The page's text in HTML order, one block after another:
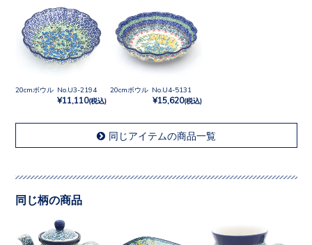
20cmボウル No.U3-2194
¥11,110(税込)
20cmボウル No.U4-5131
¥15,620(税込)
同じアイテムの商品一覧
同じ柄の商品